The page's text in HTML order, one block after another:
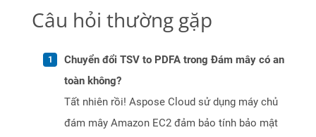
Câu hỏi thường gặp
Chuyển đổi TSV to PDFA trong Đám mây có an
toàn không?
Tất nhiên rồi! Aspose Cloud sử dụng máy chủ
đám mây Amazon EC2 đảm bảo tính bảo mật